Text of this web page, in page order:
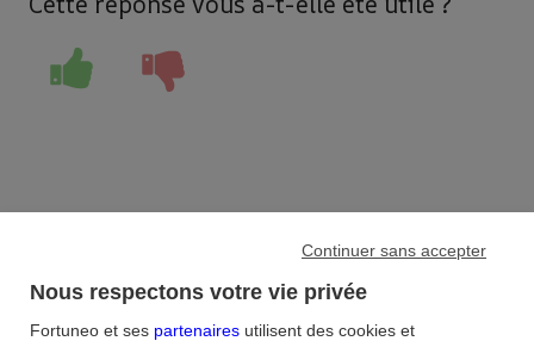
Assurance-vie
Comment apprécier la performance de mes parts de SCPI
éligibles à l'assurance-vie ?
Nous respectons votre vie privée
Fortuneo et ses partenaires utilisent des cookies et
Continuer sans accepter